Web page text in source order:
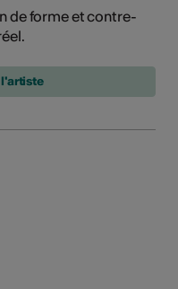
de forme et contre-